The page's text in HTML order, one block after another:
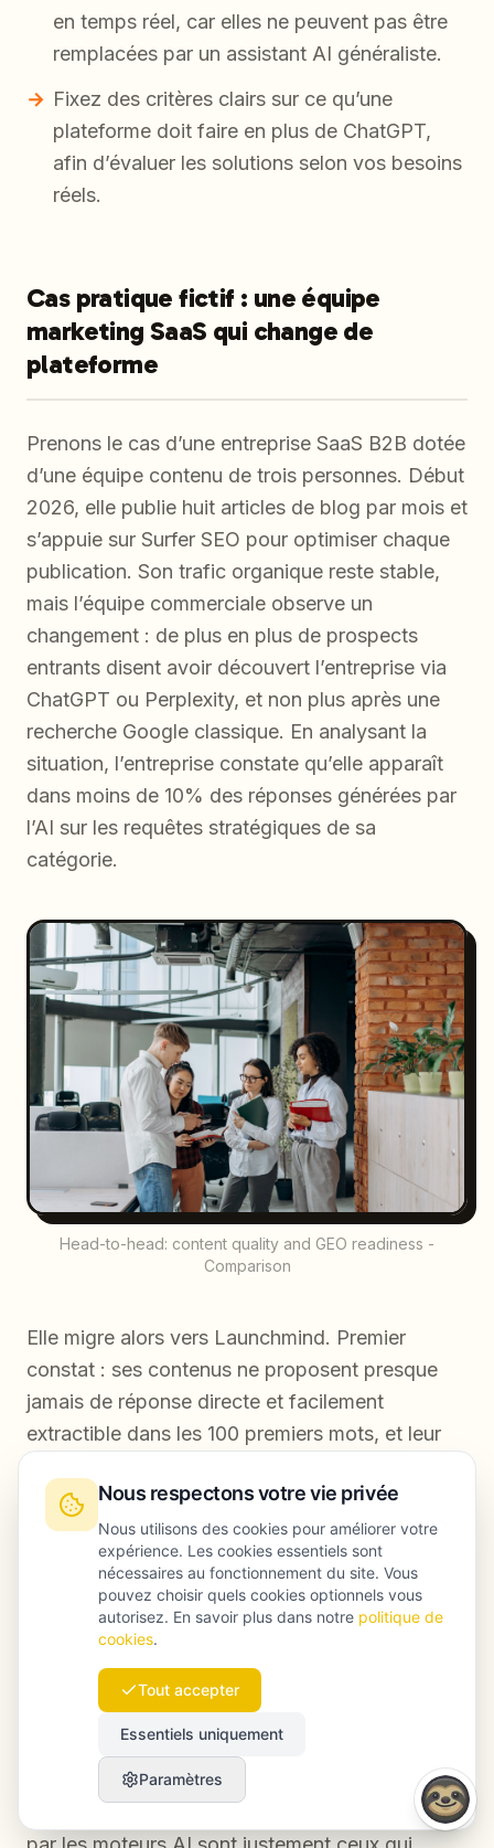
en temps réel, car elles ne peuvent pas être
remplacées par un assistant AI généraliste.
Fixez des critères clairs sur ce qu’une
plateforme doit faire en plus de ChatGPT,
afin d’évaluer les solutions selon vos besoins
réels.
Cas pratique fictif : une équipe
marketing SaaS qui change de
plateforme
Prenons le cas d’une entreprise SaaS B2B dotée
d’une équipe contenu de trois personnes. Début
2026, elle publie huit articles de blog par mois et
s’appuie sur Surfer SEO pour optimiser chaque
publication. Son trafic organique reste stable,
mais l’équipe commerciale observe un
changement : de plus en plus de prospects
entrants disent avoir découvert l’entreprise via
ChatGPT ou Perplexity, et non plus après une
recherche Google classique. En analysant la
situation, l’entreprise constate qu’elle apparaît
dans moins de 10% des réponses générées par
l’AI sur les requêtes stratégiques de sa
catégorie.
Head-to-head: content quality and GEO readiness -
Comparison
Elle migre alors vers Launchmind. Premier
constat : ses contenus ne proposent presque
jamais de réponse directe et facilement
extractible dans les 100 premiers mots, et leur
l’organisation interne des offres que les vraies
questions des utilisateurs. L’équipe reprend
donc ses 20 pages les plus importantes en
suivant le format de brief GEO-ready de
Launchmind.
En moins de 90 jours, le taux de citation par l’AI
dans Perplexity et ChatGPT plus que double. Le
trafic organique progresse modérément, mais le
changement le plus marquant concerne la
qualité des leads entrants. Les contenus repris
Nous respectons votre vie privée
Nous utilisons des cookies pour améliorer votre
expérience. Les cookies essentiels sont
nécessaires au fonctionnement du site. Vous
pouvez choisir quels cookies optionnels vous
autorisez. En savoir plus dans notre politique de
cookies.
Tout accepter
Essentiels uniquement
Paramètres